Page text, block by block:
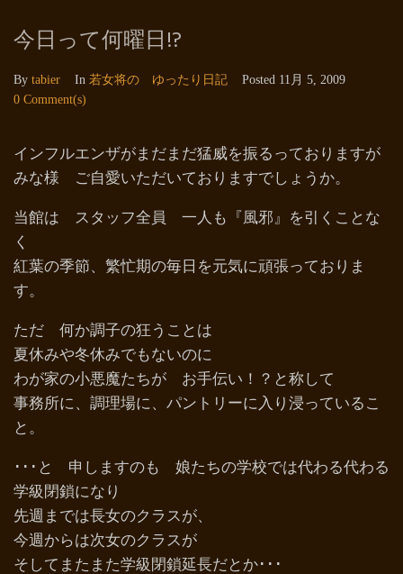
今日って何曜日!?
By tabier In 若女将の ゆったり日記 Posted 11月 5, 2009
0 Comment(s)
インフルエンザがまだまだ猛威を振るっておりますが
みな様 ご自愛いただいておりますでしょうか。
当館は スタッフ全員 一人も『風邪』を引くことな
く
紅葉の季節、繁忙期の毎日を元気に頑張っておりま
す。
ただ 何か調子の狂うことは
夏休みや冬休みでもないのに
わが家の小悪魔たちが お手伝い！？と称して
事務所に、調理場に、パントリーに入り浸っているこ
と。
･･･と 申しますのも 娘たちの学校では代わる代わる
学級閉鎖になり
先週までは長女のクラスが、
今週からは次女のクラスが
そしてまたまた学級閉鎖延長だとか･･･